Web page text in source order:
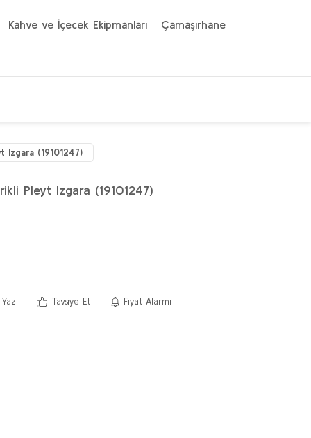
Kahve ve İçecek Ekipmanları Çamaşırhane
Izgara (19101247)
Pleyt Izgara (19101247)
Tavsiye Et Fiyat Alarmı